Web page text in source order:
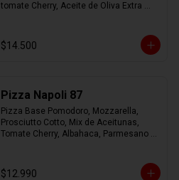
tomate Cherry, Aceite de Oliva Extra
$14.500
Pizza Napoli 87
Pizza Base Pomodoro, Mozzarella,
Prosciutto Cotto, Mix de Aceitunas,
Tomate Cherry, Albahaca, Parmesano
$12.990